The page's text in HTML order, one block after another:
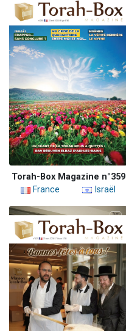
Torah-Box Magazine n°359
France
Israël